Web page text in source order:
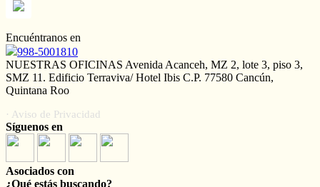
Encuéntranos en
998-5001810
NUESTRAS OFICINAS Avenida Acanceh, MZ 2, lote 3, piso 3,
SMZ 11. Edificio Terraviva/ Hotel Ibis C.P. 77580 Cancún,
Quintana Roo
· Aviso de Privacidad
Síguenos en
Asociados con
¿Qué estás buscando?